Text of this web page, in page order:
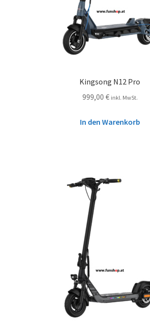
Kingsong N12 Pro
999,00 € inkl. MwSt.
In den Warenkorb